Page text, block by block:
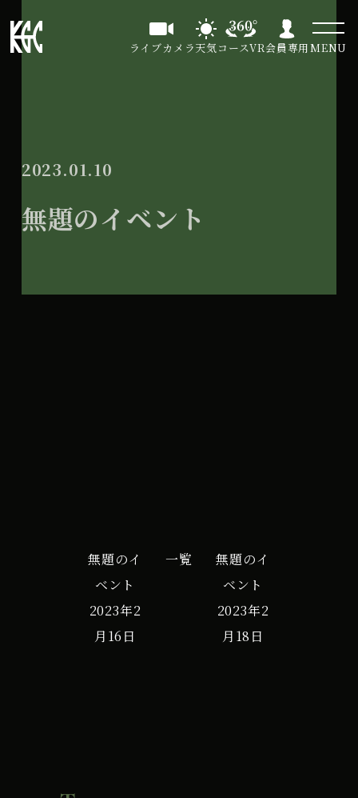
ライブカメラ天気コースVR会員専用MENU
2023.01.10
無題のイベント
無題のイ
ベント
2023年2
月16日
一覧
無題のイ
ベント
2023年2
月18日